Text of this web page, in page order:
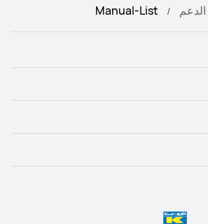
الدعم Manual-List